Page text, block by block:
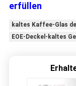
erfüllen
kaltes Kaffee-Glas
EOE-Deckel-kaltes